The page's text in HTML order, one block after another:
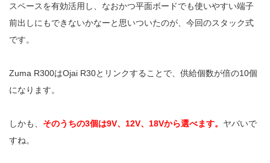
スペースを有効活用し、なおかつ平面ボードでも使いやすい端子
前出しにもできないかなーと思いついたのが、今回のスタック式
です。
Zuma R300はOjai R30とリンクすることで、供給個数が倍の10個
になります。
しかも、 そのうちの3個は9V、12V、18Vから選べます。 ヤバいで
すね。